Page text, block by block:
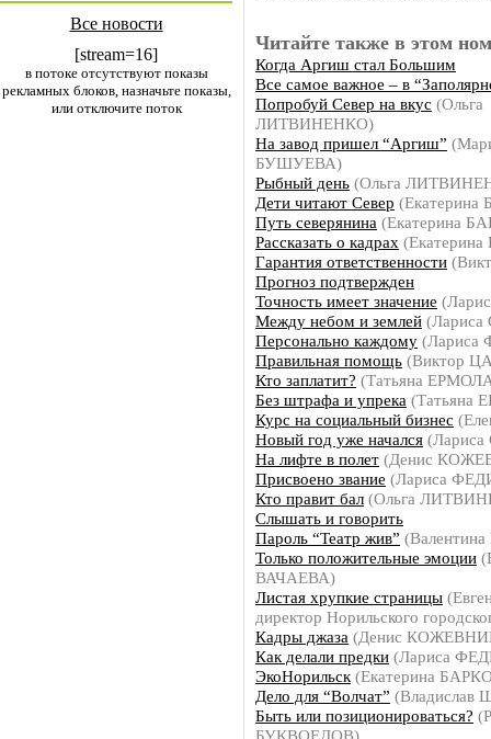
Все новости
[stream=16]
в потоке отсутствуют показы
рекламных блоков, назначьте показы,
или отключите поток
Читайте также в этом
Когда Аргиш стал Большим
Все самое важное – в
Попробуй Север на вкус (Ольга
ЛИТВИНЕНКО)
На завод пришел “Аргиш”
БУШУЕВА)
Рыбный день (Ольга
Дети читают Север
Путь северянина (Екатерина
Рассказать о кадрах
Гарантия ответственности
Прогноз подтвержден
Точность имеет значение
Между небом и землей
Персонально каждому
Правильная помощь (Виктор
Кто заплатит? (Татьяна
Без штрафа и упрека (Татьяна
Курс на социальный бизнес
Новый год уже начался
На лифте в полет (Денис
Присвоено звание (Лариса
Кто правит бал (Ольга
Слышать и говорить
Пароль “Театр жив”
Только положительные эмоции
ВАЧАЕВА)
Листая хрупкие страницы
директор Норильского
Кадры джаза (Денис
Как делали предки (Лариса
ЭкоНорильск (Екатерина
Дело для “Волчат”
Быть или позиционироваться?
БУКВОЕДОВ)